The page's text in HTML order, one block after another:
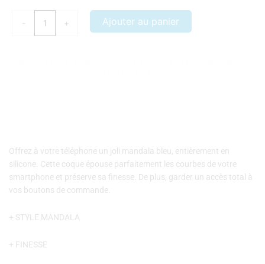
- + Ajouter au panier
Offrez à votre téléphone un joli mandala bleu, entièrement en
silicone. Cette coque épouse parfaitement les courbes de votre
smartphone et préserve sa finesse. De plus, garder un accès total à
vos boutons de commande.
+ STYLE MANDALA
+ FINESSE